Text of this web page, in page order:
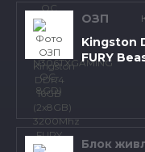
ОЗП
Kingston
FURY
Блок